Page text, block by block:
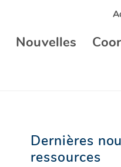
Nouvelles
Dernières
ressources